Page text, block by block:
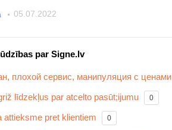
05.07.2022
par Signe.lv
плохой сервис, манипуляция с ценами
līdzekļus par atcelto pasūt;ijumu 0
attieksme pret klientiem 0